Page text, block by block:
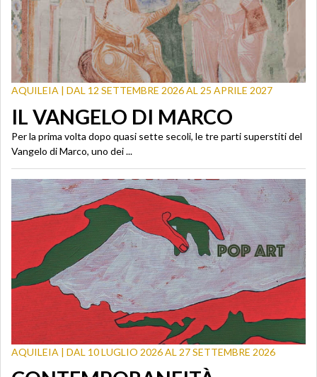
AQUILEIA | DAL 12 SETTEMBRE 2026 AL 25 APRILE 2027
IL VANGELO DI MARCO
Per la prima volta dopo quasi sette secoli, le tre parti superstiti del
Vangelo di Marco, uno dei ...
AQUILEIA | DAL 10 LUGLIO 2026 AL 27 SETTEMBRE 2026